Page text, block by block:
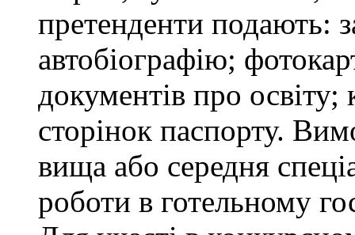
претенденти подають:
автобіографію;
документів про
сторінок паспорту.
вища або середня
роботи в готельному